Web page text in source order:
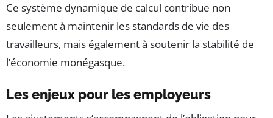
Ce système dynamique de calcul contribue non
seulement à maintenir les standards de vie des
travailleurs, mais également à soutenir la stabilité de
l’économie monégasque.
Les enjeux pour les employeurs